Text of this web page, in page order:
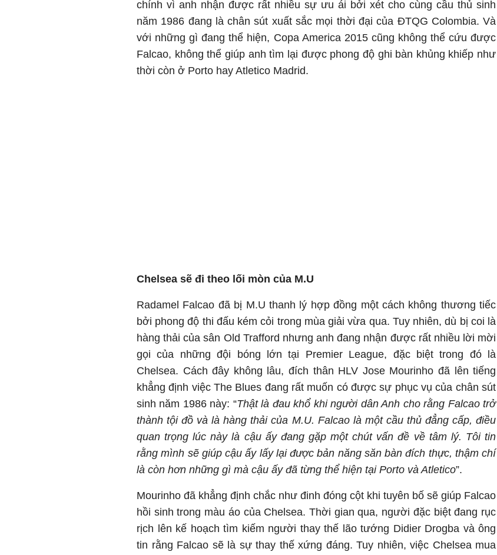
chính vì anh nhận được rất nhiều sự ưu ái bởi xét cho cùng cầu thủ sinh
năm 1986 đang là chân sút xuất sắc mọi thời đại của ĐTQG Colombia. Và
với những gì đang thể hiện, Copa America 2015 cũng không thể cứu được
Falcao, không thể giúp anh tìm lại được phong độ ghi bàn khủng khiếp như
thời còn ở Porto hay Atletico Madrid.
Chelsea sẽ đi theo lối mòn của M.U
Radamel Falcao đã bị M.U thanh lý hợp đồng một cách không thương tiếc
bởi phong độ thi đấu kém cỏi trong mùa giải vừa qua. Tuy nhiên, dù bị coi là
hàng thải của sân Old Trafford nhưng anh đang nhận được rất nhiều lời mời
gọi của những đội bóng lớn tại Premier League, đặc biệt trong đó là
Chelsea. Cách đây không lâu, đích thân HLV Jose Mourinho đã lên tiếng
khẳng định việc The Blues đang rất muốn có được sự phục vụ của chân sút
sinh năm 1986 này: “Thật là đau khổ khi người dân Anh cho rằng Falcao trở
thành tội đồ và là hàng thải của M.U. Falcao là một cầu thủ đẳng cấp, điều
quan trọng lúc này là cậu ấy đang gặp một chút vấn đề về tâm lý. Tôi tin
rằng mình sẽ giúp cậu ấy lấy lại được bản năng săn bàn đích thực, thậm chí
là còn hơn những gì mà cậu ấy đã từng thể hiện tại Porto và Atletico”.
Mourinho đã khẳng định chắc như đinh đóng cột khi tuyên bố sẽ giúp Falcao
hồi sinh trong màu áo của Chelsea. Thời gian qua, người đặc biệt đang rục
rịch lên kế hoạch tìm kiếm người thay thế lão tướng Didier Drogba và ông
tin rằng Falcao sẽ là sự thay thế xứng đáng. Tuy nhiên, việc Chelsea mua